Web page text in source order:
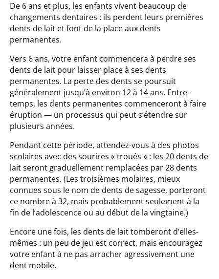
De 6 ans et plus, les enfants vivent beaucoup de
changements dentaires : ils perdent leurs premières
dents de lait et font de la place aux dents
permanentes.
Vers 6 ans, votre enfant commencera à perdre ses
dents de lait pour laisser place à ses dents
permanentes. La perte des dents se poursuit
généralement jusqu’à environ 12 à 14 ans. Entre-
temps, les dents permanentes commenceront à faire
éruption — un processus qui peut s’étendre sur
plusieurs années.
Pendant cette période, attendez-vous à des photos
scolaires avec des sourires « troués » : les 20 dents de
lait seront graduellement remplacées par 28 dents
permanentes. (Les troisièmes molaires, mieux
connues sous le nom de dents de sagesse, porteront
ce nombre à 32, mais probablement seulement à la
fin de l’adolescence ou au début de la vingtaine.)
Encore une fois, les dents de lait tomberont d’elles-
mêmes : un peu de jeu est correct, mais encouragez
votre enfant à ne pas arracher agressivement une
dent mobile.